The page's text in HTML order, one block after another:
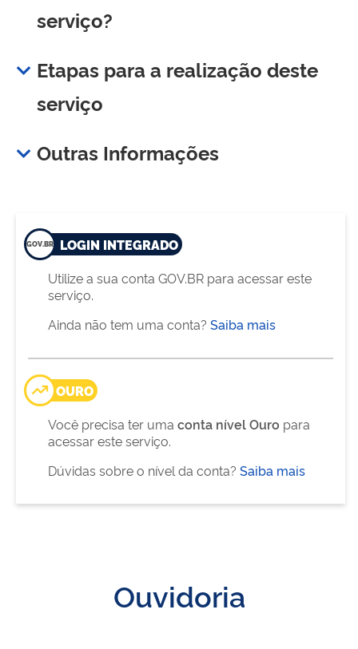
serviço?
Etapas para a realização deste
serviço
Outras Informações
LOGIN INTEGRADO
Utilize a sua conta GOV.BR para acessar este
serviço.
Ainda não tem uma conta? Saiba mais
OURO
Você precisa ter uma conta nível Ouro para
acessar este serviço.
Dúvidas sobre o nível da conta? Saiba mais
Ouvidoria